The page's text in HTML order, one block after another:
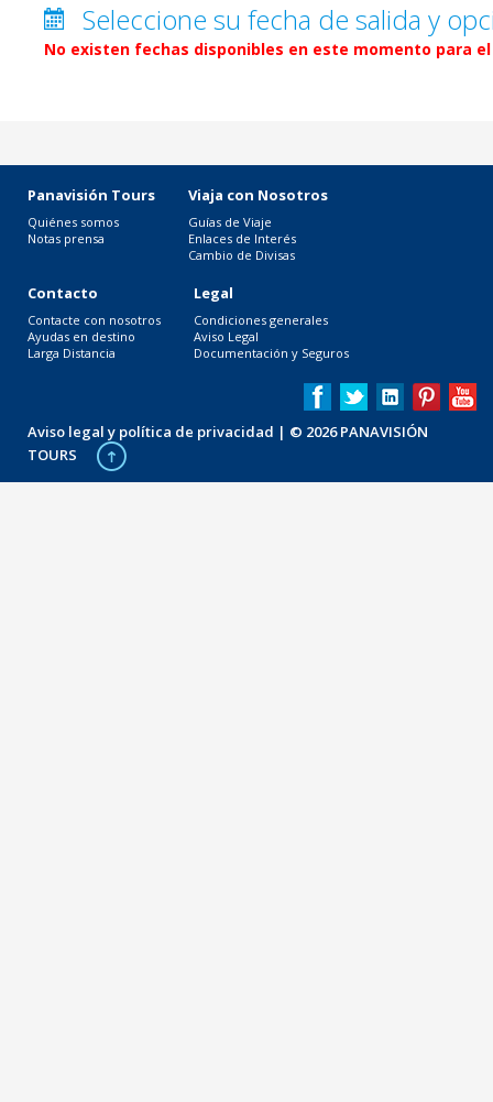
Seleccione su fecha de salida y
No existen fechas disponibles en este momento para
Panavisión Tours
Quiénes somos
Notas prensa
Viaja con Nosotros
Guías de Viaje
Enlaces de Interés
Cambio de Divisas
Contacto
Contacte con nosotros
Ayudas en destino
Larga Distancia
Legal
Condiciones generales
Aviso Legal
Documentación y Seguros
Aviso legal y política de privacidad | © 2026 PANAVISIÓN
TOURS